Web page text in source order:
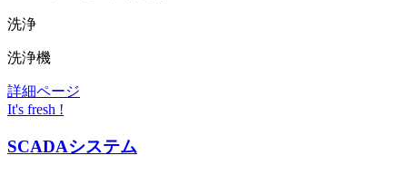
洗浄
洗浄機
詳細ページ
It's fresh !
SCADAシステム